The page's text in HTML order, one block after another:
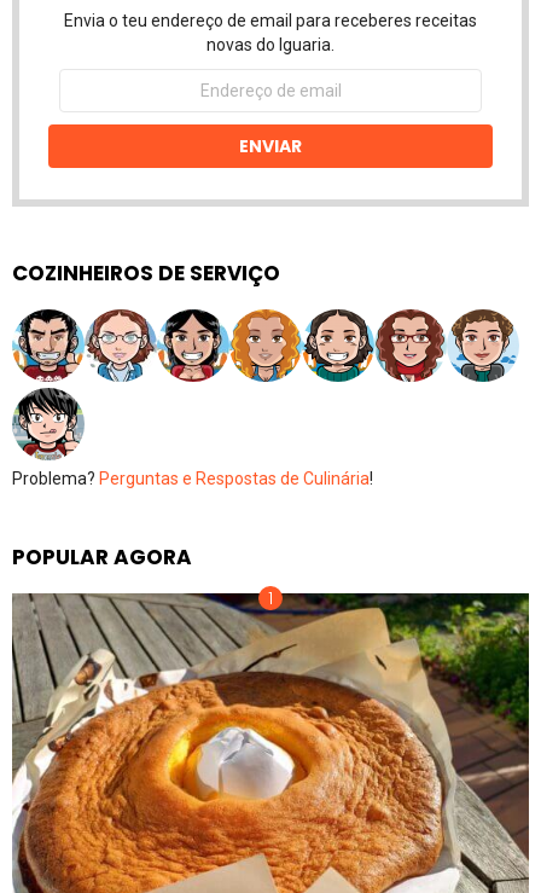
Envia o teu endereço de email para receberes receitas
novas do Iguaria.
Endereço
email
ENVIAR
COZINHEIROS DE SERVIÇO
Problema? Perguntas e Respostas de Culinária!
POPULAR AGORA